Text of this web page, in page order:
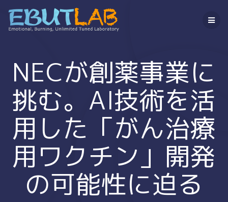
ン
テ
ス
キ
ッ
プ
NECが創薬事業に
挑む。AI技術を活
用した「がん治療
用ワクチン」開発
の可能性に迫る